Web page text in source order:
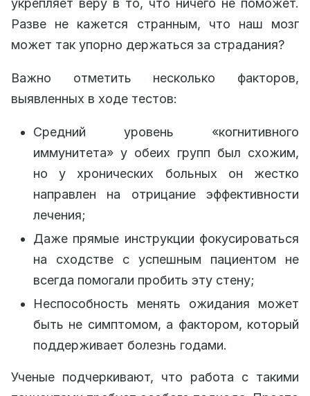
укрепляет веру в то, что ничего не поможет.
Разве не кажется странным, что наш мозг
может так упорно держаться за страдания?
Важно отметить несколько факторов,
выявленных в ходе тестов:
Средний уровень «когнитивного
иммунитета» у обеих групп был схожим,
но у хронических больных он жестко
направлен на отрицание эффективности
лечения;
Даже прямые инструкции фокусироваться
на сходстве с успешным пациентом не
всегда помогали пробить эту стену;
Неспособность менять ожидания может
быть не симптомом, а фактором, который
поддерживает болезнь годами.
Ученые подчеркивают, что работа с такими